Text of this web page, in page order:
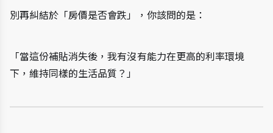
別再糾結於「房價是否會跌」，你該問的是：
「當這份補貼消失後，我有沒有能力在更高的利率環境
下，維持同樣的生活品質？」